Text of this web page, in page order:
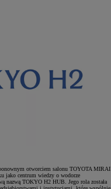
otworciem salonu TOYOTA MIRAI
jako centrum wiedzy o wodorze
nazwą TOKYO H2 HUB. Jego rola została